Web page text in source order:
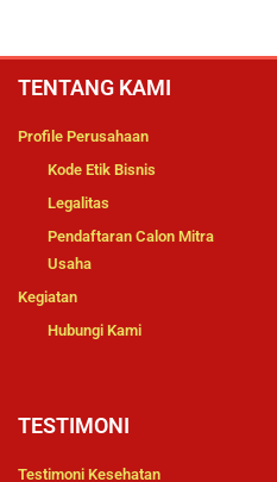
TENTANG KAMI
Profile Perusahaan
Kode Etik Bisnis
Legalitas
Pendaftaran Calon Mitra
Usaha
Kegiatan
Hubungi Kami
TESTIMONI
Testimoni Kesehatan